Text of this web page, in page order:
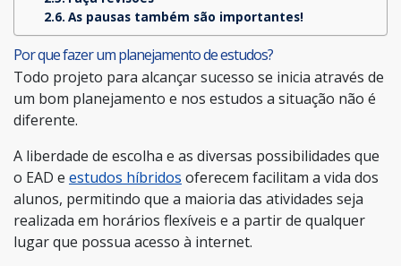
As pausas também são importantes!
Por que fazer um planejamento de estudos?
Todo projeto para alcançar sucesso se inicia através de
um bom planejamento e nos estudos a situação não é
diferente.
A liberdade de escolha e as diversas possibilidades que
o EAD e estudos híbridos oferecem facilitam a vida dos
alunos, permitindo que a maioria das atividades seja
realizada em horários flexíveis e a partir de qualquer
lugar que possua acesso à internet.